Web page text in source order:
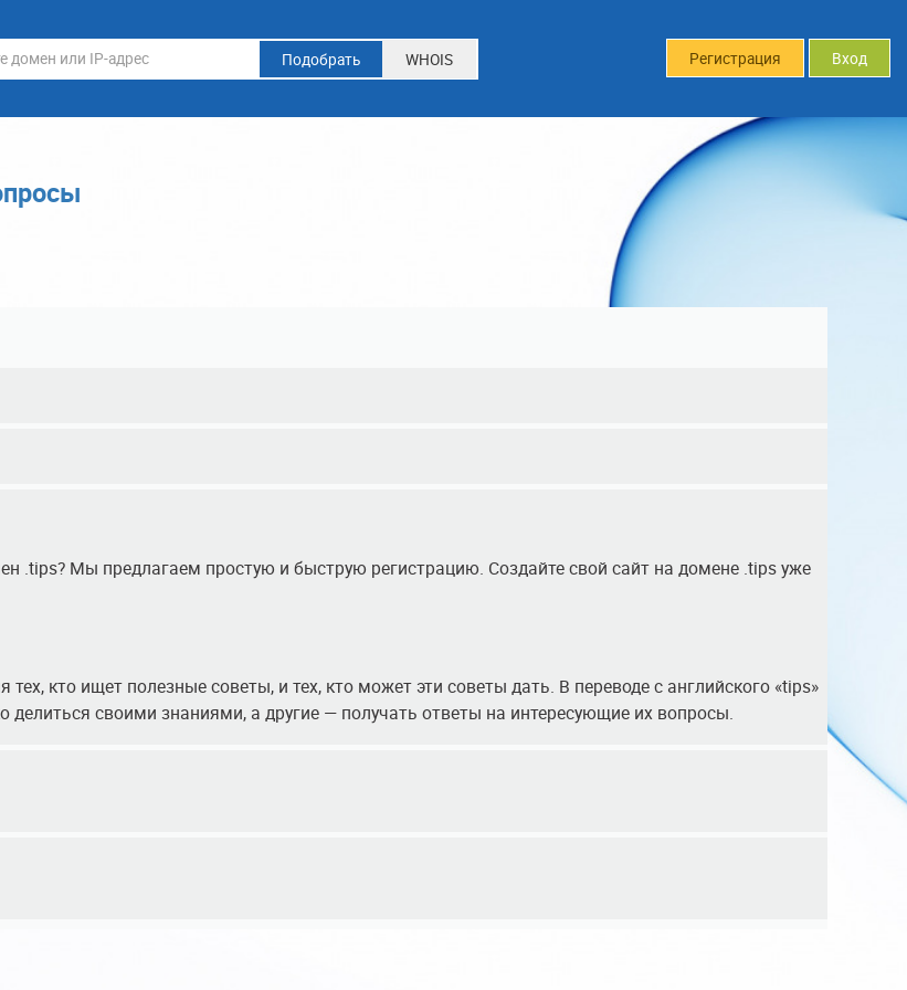
Регистрация Вход
Подобрать WHOIS
.tips? Мы предлагаем простую и быструю регистрацию. Создайте свой сайт на домене .tips уже
кто ищет полезные советы, и тех, кто может эти советы дать. В переводе с английского «tips»
делиться своими знаниями, а другие — получать ответы на интересующие их вопросы.